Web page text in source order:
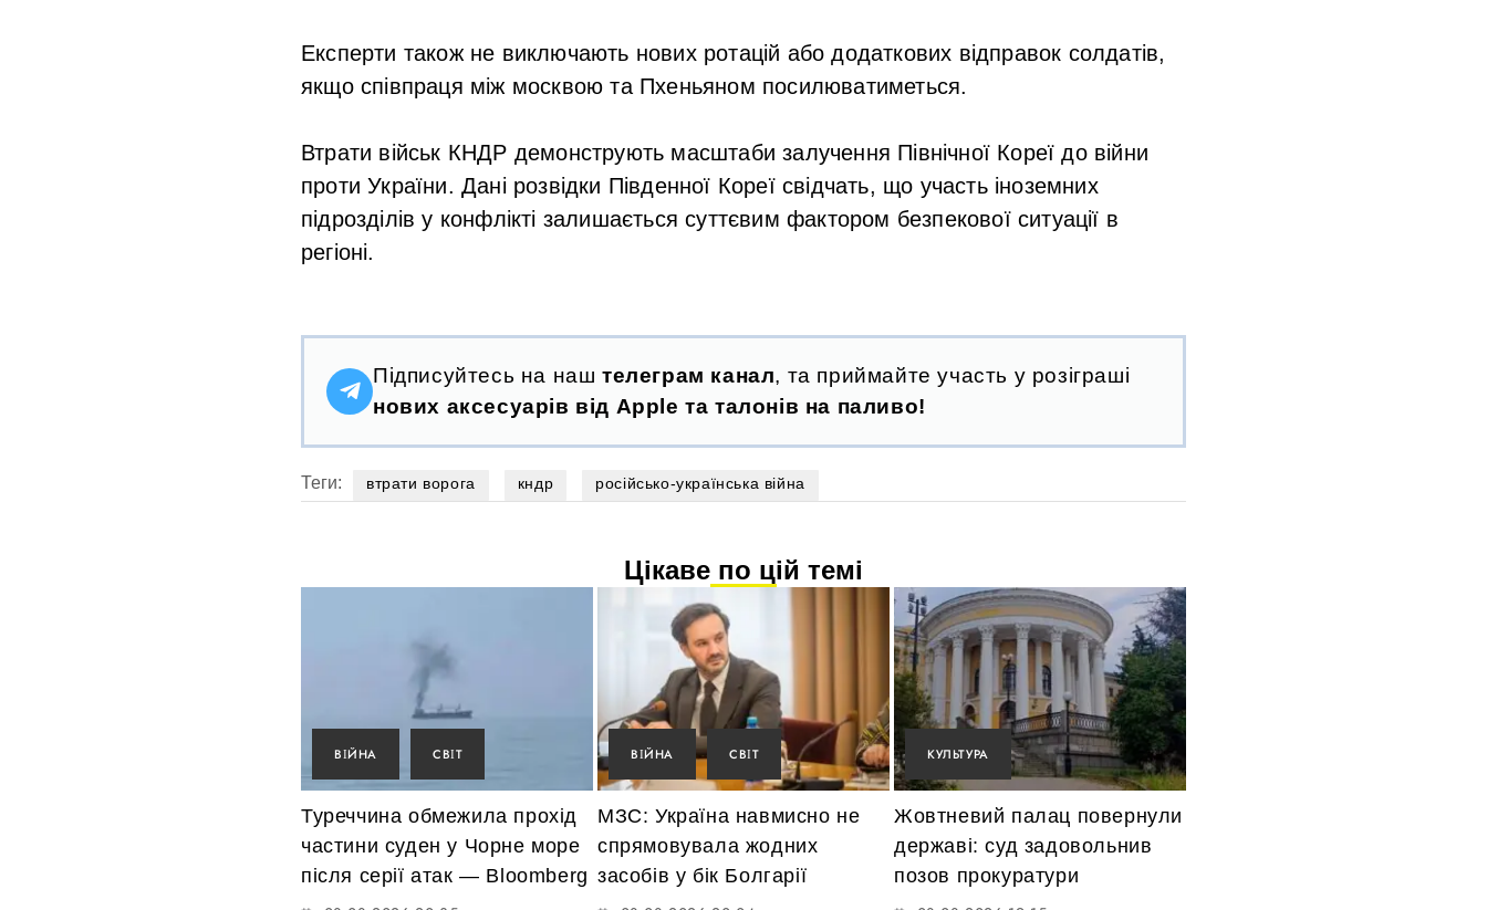
Експерти також не виключають нових ротацій або додаткових відправок солдатів,
якщо співпраця між москвою та Пхеньяном посилюватиметься.
Втрати військ КНДР демонструють масштаби залучення Північної Кореї до війни
проти України. Дані розвідки Південної Кореї свідчать, що участь іноземних
підрозділів у конфлікті залишається суттєвим фактором безпекової ситуації в
регіоні.
Підписуйтесь на наш телеграм канал, та приймайте участь у розіграші
нових аксесуарів від Apple та талонів на паливо!
Теги: втрати ворога кндр російсько-українська війна
Цікаве по цій темі
ВІЙНА СВІТ
Туреччина обмежила прохід
частини суден у Чорне море
після серії атак — Bloomberg
ВІЙНА СВІТ
МЗС: Україна навмисно не
спрямовувала жодних
засобів у бік Болгарії
КУЛЬТУРА
Жовтневий палац повернули
державі: суд задовольнив
позов прокуратури